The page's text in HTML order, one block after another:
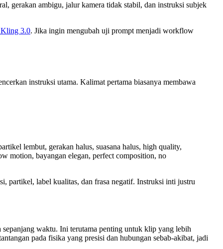
gerakan ambigu, jalur kamera tidak stabil, dan instruksi subjek
Kling 3.0. Jika ingin mengubah uji prompt menjadi workflow
instruksi utama. Kalimat pertama biasanya membawa
lembut, gerakan halus, suasana halus, high quality,
motion, bayangan elegan, perfect composition, no
partikel, label kualitas, dan frasa negatif. Instruksi inti justru
waktu. Ini terutama penting untuk klip yang lebih
pada fisika yang presisi dan hubungan sebab-akibat, jadi